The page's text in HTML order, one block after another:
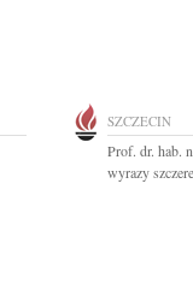
SZCZECIN
Prof. dr. hab.
wyrazy